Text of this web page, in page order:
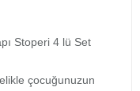
Stoperi 4 lü Set
çocuğunuzun